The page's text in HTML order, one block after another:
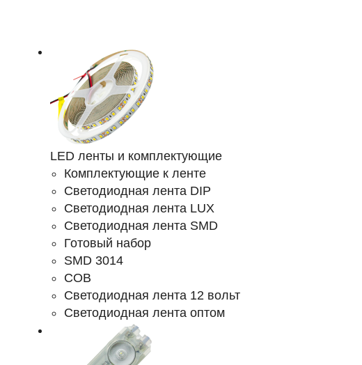
LED ленты и комплектующие
Комплектующие к ленте
Светодиодная лента DIP
Светодиодная лента LUX
Светодиодная лента SMD
Готовый набор
SMD 3014
COB
Светодиодная лента 12 вольт
Светодиодная лента оптом